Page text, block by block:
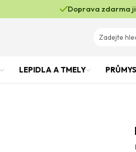
Doprava zdarma
LEPIDLA A TMELY